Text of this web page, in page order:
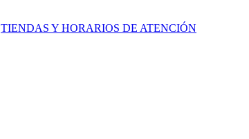
TIENDAS Y HORARIOS DE ATENCIÓN